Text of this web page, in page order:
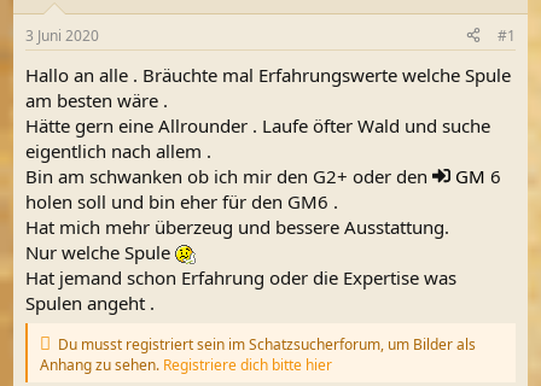
e
r
t
a
m
3 Juni 2020 #1
Hallo an alle . Bräuchte mal Erfahrungswerte welche Spule
am besten wäre .
Hätte gern eine Allrounder . Laufe öfter Wald und suche
eigentlich nach allem .
Bin am schwanken ob ich mir den G2+ oder den
GM 6
holen soll und bin eher für den GM6 .
Hat mich mehr überzeug und bessere Ausstattung.
Nur welche Spule
Hat jemand schon Erfahrung oder die Expertise was
Spulen angeht .
Du musst registriert sein im Schatzsucherforum, um Bilder als
Anhang zu sehen. Registriere dich bitte hier